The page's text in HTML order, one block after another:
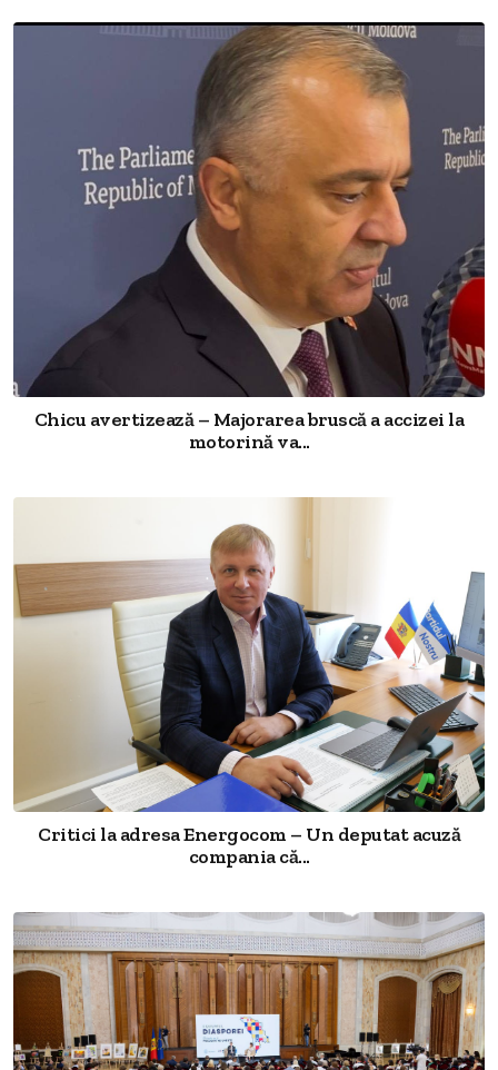
Chicu avertizează – Majorarea bruscă a accizei la
motorină va...
Critici la adresa Energocom – Un deputat acuză
compania că...